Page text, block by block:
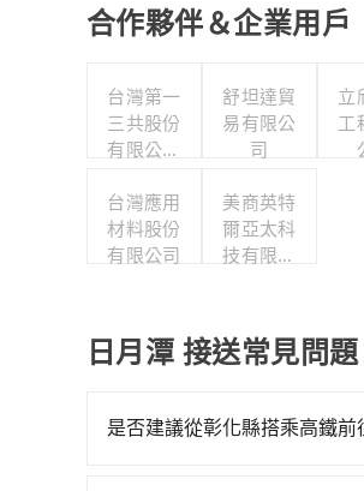
合作夥伴＆企業用戶
台灣第一
三共股份
有限公司
委員會
舒坦達貿
易有限公
司
立
工
台灣應用
材料股份
有限公司
美商英特
爾亞太科
技有限公
日月潭 接送常見問題
是否建議從彰化縣搭乘高鐵前